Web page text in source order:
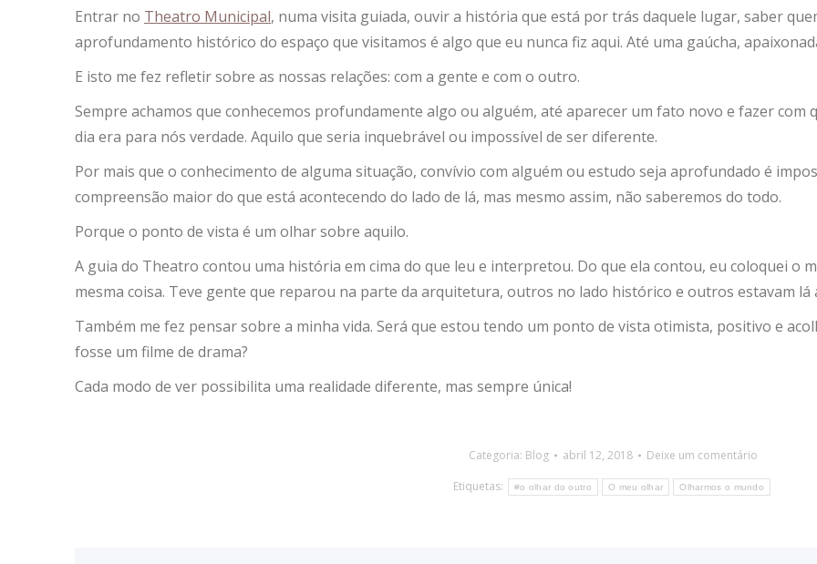
Entrar no Theatro Municipal, numa visita guiada, ouvir a história que está por trás daquele lugar, saber
aprofundamento histórico do espaço que visitamos é algo que eu nunca fiz aqui. Até uma gaúcha,
E isto me fez refletir sobre as nossas relações: com a gente e com o outro.
Sempre achamos que conhecemos profundamente algo ou alguém, até aparecer um fato novo e fazer com
dia era para nós verdade. Aquilo que seria inquebrável ou impossível de ser diferente.
Por mais que o conhecimento de alguma situação, convívio com alguém ou estudo seja aprofundado é
compreensão maior do que está acontecendo do lado de lá, mas mesmo assim, não saberemos do todo.
Porque o ponto de vista é um olhar sobre aquilo.
A guia do Theatro contou uma história em cima do que leu e interpretou. Do que ela contou, eu coloquei o
mesma coisa. Teve gente que reparou na parte da arquitetura, outros no lado histórico e outros estavam lá
Também me fez pensar sobre a minha vida. Será que estou tendo um ponto de vista otimista, positivo e
fosse um filme de drama?
Cada modo de ver possibilita uma realidade diferente, mas sempre única!
Categoria: Blog abril 12, 2018
Deixe um comentário
Etiquetas:
#o olhar do outro O meu olhar Olharmos o mundo